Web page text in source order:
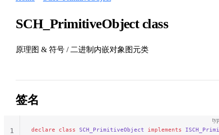
SCH_PrimitiveObject class
原理图 & 符号 / 二进制内嵌对象图元类
签名
declare class SCH_PrimitiveObject implements
1